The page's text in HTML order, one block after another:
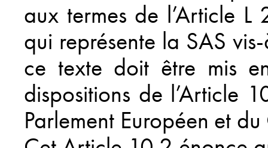
aux termes de l’Article L
qui représente la SAS
ce texte doit être mis
dispositions de
Parlement Européen et